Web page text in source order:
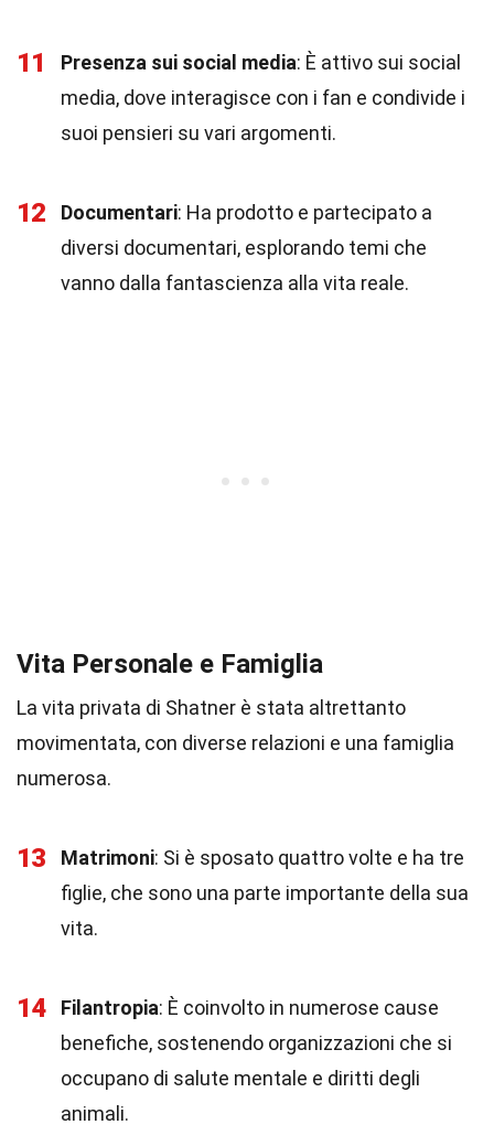
11 Presenza sui social media: È attivo sui social
media, dove interagisce con i fan e condivide i
suoi pensieri su vari argomenti.
12 Documentari: Ha prodotto e partecipato a
diversi documentari, esplorando temi che
vanno dalla fantascienza alla vita reale.
Vita Personale e Famiglia
La vita privata di Shatner è stata altrettanto
movimentata, con diverse relazioni e una famiglia
numerosa.
13 Matrimoni: Si è sposato quattro volte e ha tre
figlie, che sono una parte importante della sua
vita.
14 Filantropia: È coinvolto in numerose cause
benefiche, sostenendo organizzazioni che si
occupano di salute mentale e diritti degli
animali.